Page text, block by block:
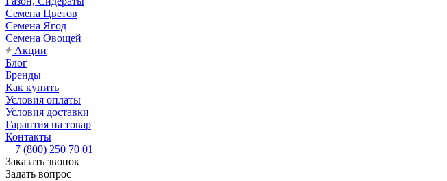
Семена Цветов
Семена Ягод
Семена Овощей
Акции
Блог
Бренды
Как купить
Условия оплаты
Условия доставки
Гарантия на товар
Контакты
+7 (800) 250 70 01
Заказать звонок
Задать вопрос